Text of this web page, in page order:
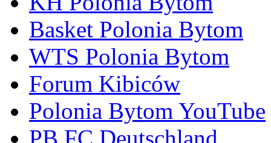
Basket Polonia Bytom
WTS Polonia Bytom
Forum Kibiców
Polonia Bytom YouTube